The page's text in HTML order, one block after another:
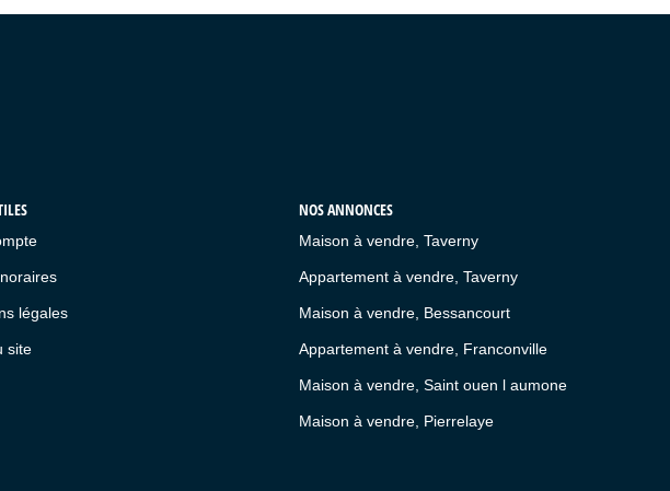
légales
site
NOS ANNONCES
Maison à vendre, Taverny
Appartement à vendre, Taverny
Maison à vendre, Bessancourt
Appartement à vendre, Franconville
Maison à vendre, Saint ouen l aumone
Maison à vendre, Pierrelaye